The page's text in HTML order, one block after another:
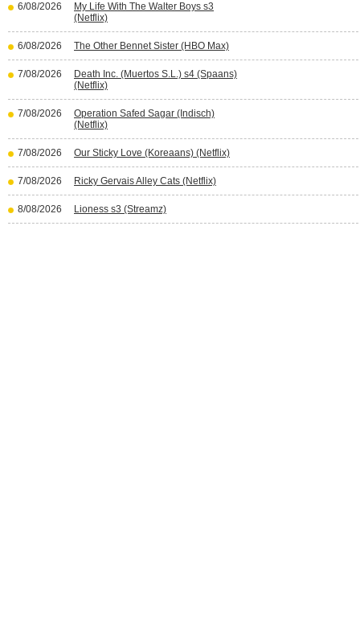
6/08/2026
My Life With The Walter Boys s3
(Netflix)
6/08/2026 The Other Bennet Sister (HBO Max)
7/08/2026
Death Inc. (Muertos S.L.) s4 (Spaans)
(Netflix)
7/08/2026
Operation Safed Sagar (Indisch)
(Netflix)
7/08/2026 Our Sticky Love (Koreaans) (Netflix)
7/08/2026 Ricky Gervais Alley Cats (Netflix)
8/08/2026 Lioness s3 (Streamz)